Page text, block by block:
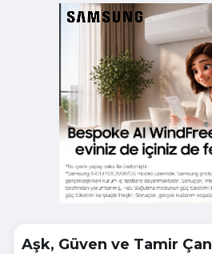
Aşk, Güven ve Tamir